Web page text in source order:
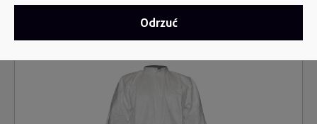
Kombinezony ochronne / Jednorazowy fartuch
Odrzuć